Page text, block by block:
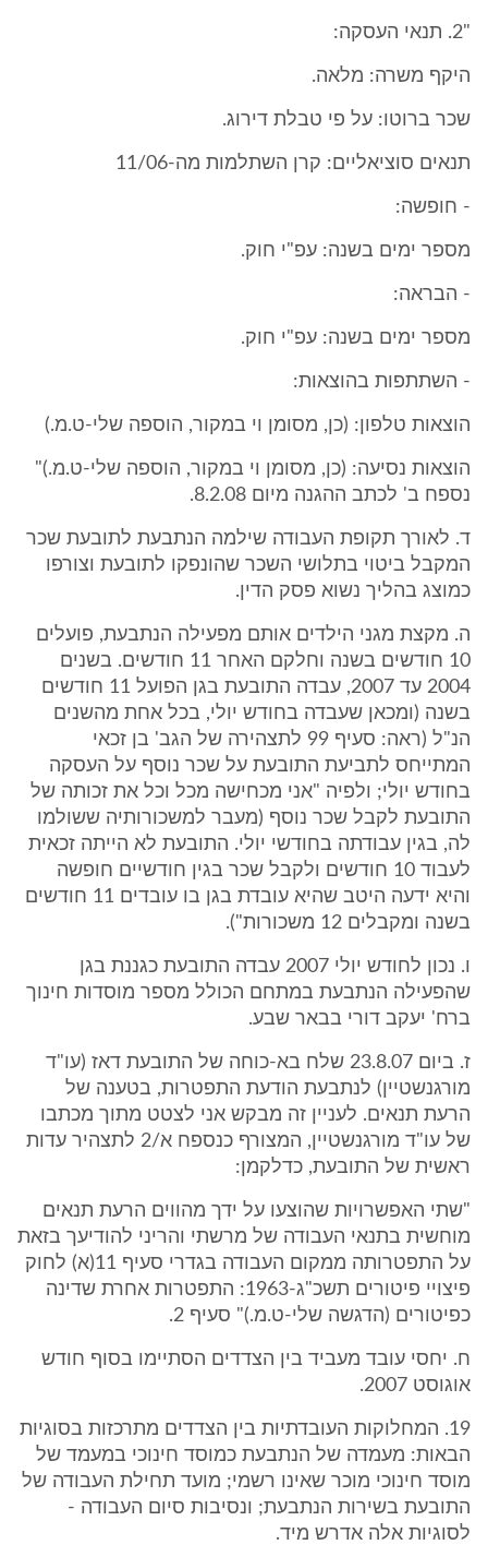
"2. תנאי העסקה:
היקף משרה: מלאה.
שכר ברוטו: על פי טבלת דירוג.
תנאים סוציאליים: קרן השתלמות מה-11/06
- חופשה:
מספר ימים בשנה: עפ"י חוק.
- הבראה:
מספר ימים בשנה: עפ"י חוק.
- השתתפות בהוצאות:
הוצאות טלפון: (כן, מסומן וי במקור, הוספה שלי-ט.מ.)
הוצאות נסיעה: (כן, מסומן וי במקור, הוספה שלי-ט.מ.)"
נספח ב' לכתב ההגנה מיום 8.2.08.
ד. לאורך תקופת העבודה שילמה הנתבעת לתובעת שכר
המקבל ביטוי בתלושי השכר שהונפקו לתובעת וצורפו
כמוצג בהליך נשוא פסק הדין.
ה. מקצת מגני הילדים אותם מפעילה הנתבעת, פועלים
10 חודשים בשנה וחלקם האחר 11 חודשים. בשנים
2004 עד 2007, עבדה התובעת בגן הפועל 11 חודשים
בשנה (ומכאן שעבדה בחודש יולי, בכל אחת מהשנים
הנ"ל (ראה: סעיף 99 לתצהירה של הגב' בן זכאי
המתייחס לתביעת התובעת על שכר נוסף על העסקה
בחודש יולי; ולפיה "אני מכחישה מכל וכל את זכותה של
התובעת לקבל שכר נוסף (מעבר למשכורותיה ששולמו
לה, בגין עבודתה בחודשי יולי. התובעת לא הייתה זכאית
לעבוד 10 חודשים ולקבל שכר בגין חודשיים חופשה
והיא ידעה היטב שהיא עובדת בגן בו עובדים 11 חודשים
בשנה ומקבלים 12 משכורות").
ו. נכון לחודש יולי 2007 עבדה התובעת כגננת בגן
שהפעילה הנתבעת במתחם הכולל מספר מוסדות חינוך
ברח' יעקב דורי בבאר שבע.
ז. ביום 23.8.07 שלח בא-כוחה של התובעת דאז (עו"ד
מורגנשטיין) לנתבעת הודעת התפטרות, בטענה של
הרעת תנאים. לעניין זה מבקש אני לצטט מתוך מכתבו
של עו"ד מורגנשטיין, המצורף כנספח א/2 לתצהיר עדות
ראשית של התובעת, כדלקמן:
"שתי האפשרויות שהוצעו על ידך מהווים הרעת תנאים
מוחשית בתנאי העבודה של מרשתי והריני להודיעך בזאת
על התפטרותה ממקום העבודה בגדרי סעיף 11(א) לחוק
פיצויי פיטורים תשכ"ג-1963: התפטרות אחרת שדינה
כפיטורים (הדגשה שלי-ט.מ.)" סעיף 2.
ח. יחסי עובד מעביד בין הצדדים הסתיימו בסוף חודש
אוגוסט 2007.
19. המחלוקות העובדתיות בין הצדדים מתרכזות בסוגיות
הבאות: מעמדה של הנתבעת כמוסד חינוכי במעמד של
מוסד חינוכי מוכר שאינו רשמי; מועד תחילת העבודה של
התובעת בשירות הנתבעת; ונסיבות סיום העבודה -
לסוגיות אלה אדרש מיד.